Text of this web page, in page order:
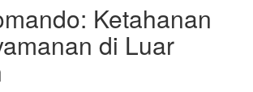
Ketahanan
di Luar